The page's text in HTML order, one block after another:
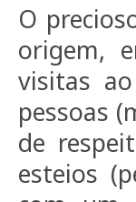
O
origem,
visitas
pessoas
de
esteios